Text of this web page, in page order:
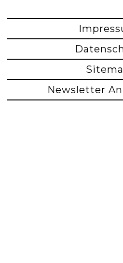
Newsletter